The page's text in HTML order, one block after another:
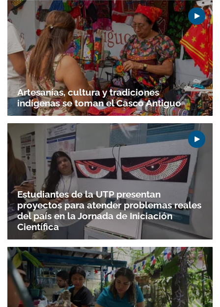
Artesanías, cultura y tradiciones
indígenas se toman el Casco Antiguo
Estudiantes de la UTP presentan
proyectos para atender problemas reales
del país en la Jornada de Iniciación
Científica